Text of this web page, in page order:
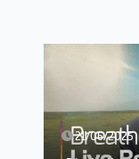
07/06/2025
5 Tipps